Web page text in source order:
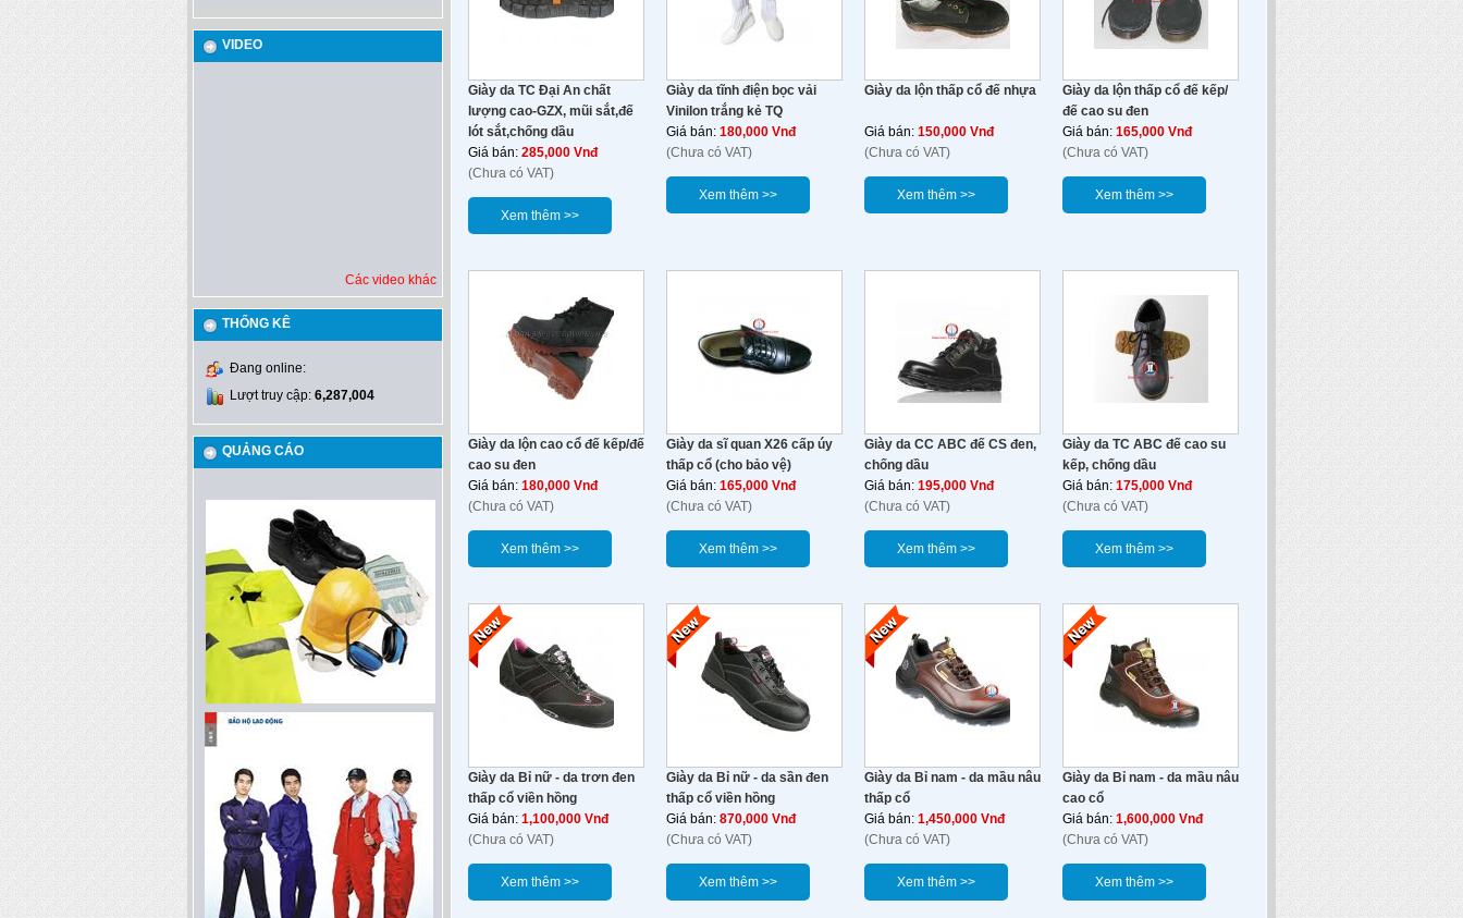
VIDEO
Các video khác
THỐNG KÊ
Đang online:
Lượt truy cập: 6,287,004
QUẢNG CÁO
Giày da TC Đại An chất
lượng cao-GZX, mũi sắt,đế
lót sắt,chống dầu
Giá bán: 285,000 Vnđ
(Chưa có VAT)
Xem thêm >>
Giày da tĩnh điện bọc vải
Vinilon trắng kẻ TQ
Giá bán: 180,000 Vnđ
(Chưa có VAT)
Xem thêm >>
Giày da lộn thấp cổ đế nhựa
Giá bán: 150,000 Vnđ
(Chưa có VAT)
Xem thêm >>
Giày da lộn thấp cổ đế kếp/
đế cao su đen
Giá bán: 165,000 Vnđ
(Chưa có VAT)
Xem thêm >>
Giày da lộn cao cổ đế kếp/đế
cao su đen
Giá bán: 180,000 Vnđ
(Chưa có VAT)
Xem thêm >>
Giày da sĩ quan X26 cấp úy
thấp cổ (cho bảo vệ)
Giá bán: 165,000 Vnđ
(Chưa có VAT)
Xem thêm >>
Giày da CC ABC đế CS đen,
chống dầu
Giá bán: 195,000 Vnđ
(Chưa có VAT)
Xem thêm >>
Giày da TC ABC đế cao su
kếp, chống dầu
Giá bán: 175,000 Vnđ
(Chưa có VAT)
Xem thêm >>
Giày da Bỉ nữ - da trơn đen
thấp cổ viền hồng
Giá bán: 1,100,000 Vnđ
(Chưa có VAT)
Xem thêm >>
Giày da Bỉ nữ - da sần đen
thấp cổ viền hồng
Giá bán: 870,000 Vnđ
(Chưa có VAT)
Xem thêm >>
Giày da Bỉ nam - da mầu nâu
thấp cổ
Giá bán: 1,450,000 Vnđ
(Chưa có VAT)
Xem thêm >>
Giày da Bỉ nam - da mầu nâu
cao cổ
Giá bán: 1,600,000 Vnđ
(Chưa có VAT)
Xem thêm >>